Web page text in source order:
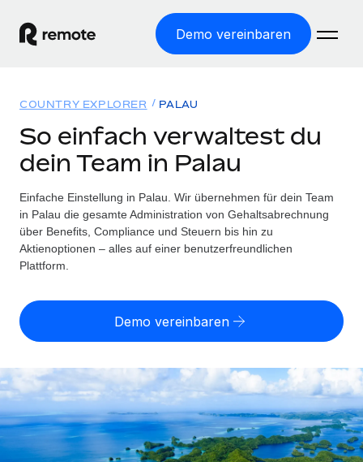
Demo vereinbaren
WELTWEITE BESCHÄFTIGUNG
Globale Payroll
Einfache, rechtssicher Payroll
Employer of Record
Weltweites Wachstum ohne Kosten für Niederlassungen
Contractor of Record
Rechtssichere, weltweite Arbeit mit Freelancer:innen
Globales Onboarding und Verwalten von
Freelancer:innen
PEO
Auslagern von komplexen HR-Aufgaben
Lösungen
WELTWEITE ABDECKUNG
Country Explorer
Länderspezifische Unterstützung bei der Einstellung
Einfache Einstellung in allen US-Bundesstaaten
WACHSTUMSPHASE
Startups
Agile HR- und Payroll-Lösungen für wachsende
Ressourcen
TOOLS UND RECHNER
Scheinselbstständigkeitsrisiko berechnen
Personalkostenrechner
Gesamtbeschäftigungskosten
Honorarzahlungen berechnen
Informationen zu möglichen Währungen und
Abwicklungsfristen für globale Freelancer:innen
Preise
Nederlands
Français
Anmelden
COUNTRY EXPLORER PALAU
So einfach verwaltest du
dein Team in Palau
Einfache Einstellung in Palau. Wir übernehmen für dein Team
in Palau die gesamte Administration von Gehaltsabrechnung
über Benefits, Compliance und Steuern bis hin zu
Aktienoptionen – alles auf einer benutzerfreundlichen
Plattform.
Demo vereinbaren